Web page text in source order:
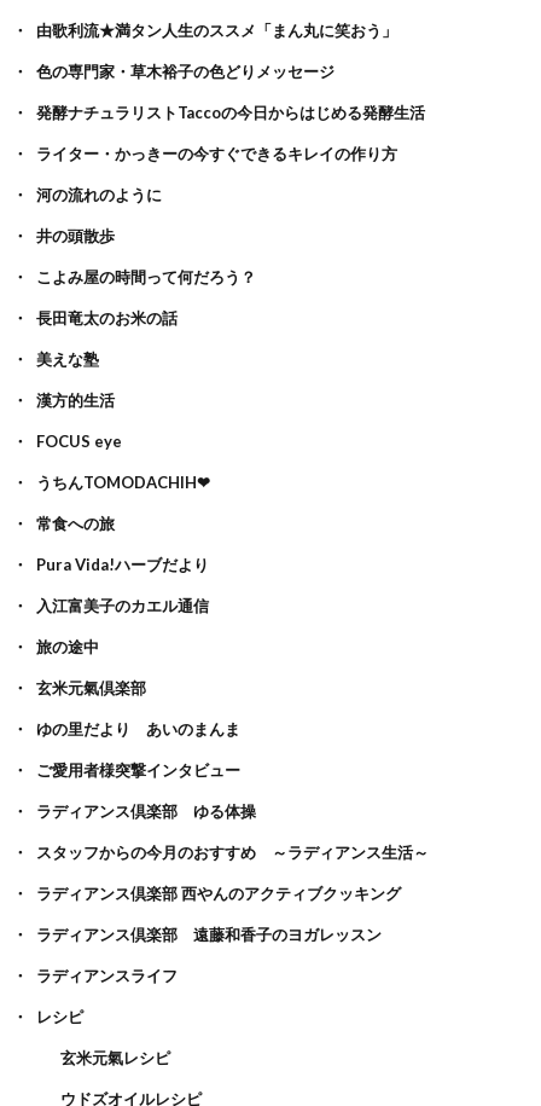
由歌利流★満タン人生のススメ「まん丸に笑おう」
色の専門家・草木裕子の色どりメッセージ
発酵ナチュラリストTaccoの今日からはじめる発酵生活
ライター・かっきーの今すぐできるキレイの作り方
河の流れのように
井の頭散歩
こよみ屋の時間って何だろう？
長田竜太のお米の話
美えな塾
漢方的生活
FOCUS eye
うちんTOMODACHIH❤
常食への旅
Pura Vida!ハーブだより
入江富美子のカエル通信
旅の途中
玄米元氣倶楽部
ゆの里だより あいのまんま
ご愛用者様突撃インタビュー
ラディアンス倶楽部 ゆる体操
スタッフからの今月のおすすめ ～ラディアンス生活～
ラディアンス倶楽部 西やんのアクティブクッキング
ラディアンス倶楽部 遠藤和香子のヨガレッスン
ラディアンスライフ
レシピ
玄米元氣レシピ
ウドズオイルレシピ